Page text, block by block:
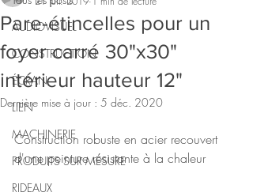
AUDIOVISUEL
CONSTRUCTION
ÉCRAN
LIEN
MACHINERIE
PRODUITS SUR MESURE
RIDEAUX
Pare-étincelles pour un
foyer carré 30"x30"
intérieur hauteur 12"
Dernière mise à jour : 5 déc. 2020
Construction robuste en acier recouvert
d'une peinture résistante à la chaleur